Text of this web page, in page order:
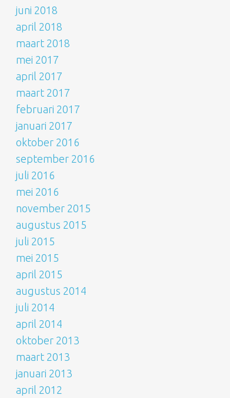
juni 2018
april 2018
maart 2018
mei 2017
april 2017
maart 2017
februari 2017
januari 2017
oktober 2016
september 2016
juli 2016
mei 2016
november 2015
augustus 2015
juli 2015
mei 2015
april 2015
augustus 2014
juli 2014
april 2014
oktober 2013
maart 2013
januari 2013
april 2012